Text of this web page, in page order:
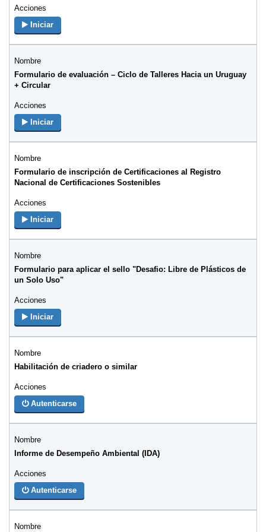
Iniciar
Formulario de evaluación – Ciclo de Talleres Hacia un Uruguay
+ Circular
Iniciar
Formulario de inscripción de Certificaciones al Registro
Nacional de Certificaciones Sostenibles
Iniciar
Formulario para aplicar el sello "Desafio: Libre de Plásticos de
un Solo Uso"
Iniciar
Habilitación de criadero o similar
Autenticarse
Informe de Desempeño Ambiental (IDA)
Autenticarse